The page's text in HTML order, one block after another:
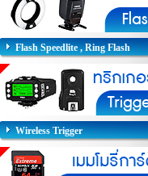
Flash Speedlite , Ring Flash
Wireless Trigger